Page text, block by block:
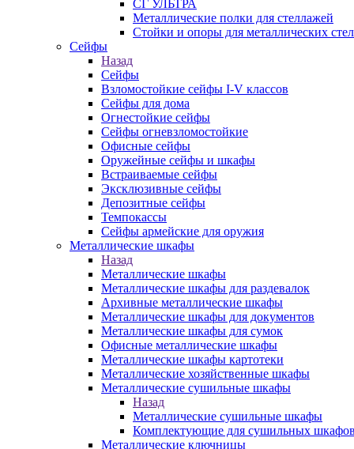
СГ УЛЬТРА
Металлические полки для стеллажей
Стойки и опоры для металлических
Сейфы
Назад
Сейфы
Взломостойкие сейфы I-V классов
Сейфы для дома
Огнестойкие сейфы
Сейфы огневзломостойкие
Офисные сейфы
Оружейные сейфы и шкафы
Встраиваемые сейфы
Эксклюзивные сейфы
Депозитные сейфы
Темпокассы
Сейфы армейские для оружия
Металлические шкафы
Назад
Металлические шкафы
Металлические шкафы для раздевалок
Архивные металлические шкафы
Металлические шкафы для документов
Металлические шкафы для сумок
Офисные металлические шкафы
Металлические шкафы картотеки
Металлические хозяйственные шкафы
Металлические сушильные шкафы
Назад
Металлические сушильные шкафы
Комплектующие для сушильных шкафов
Металлические ключницы